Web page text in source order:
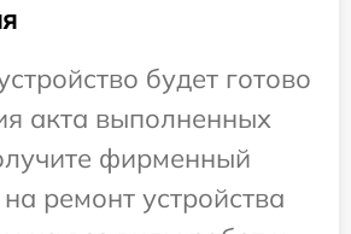
будет готово
акта выполненных
фирменный
ремонт устройства